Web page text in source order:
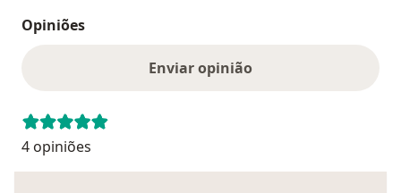
Opiniões
Enviar opinião
4 opiniões